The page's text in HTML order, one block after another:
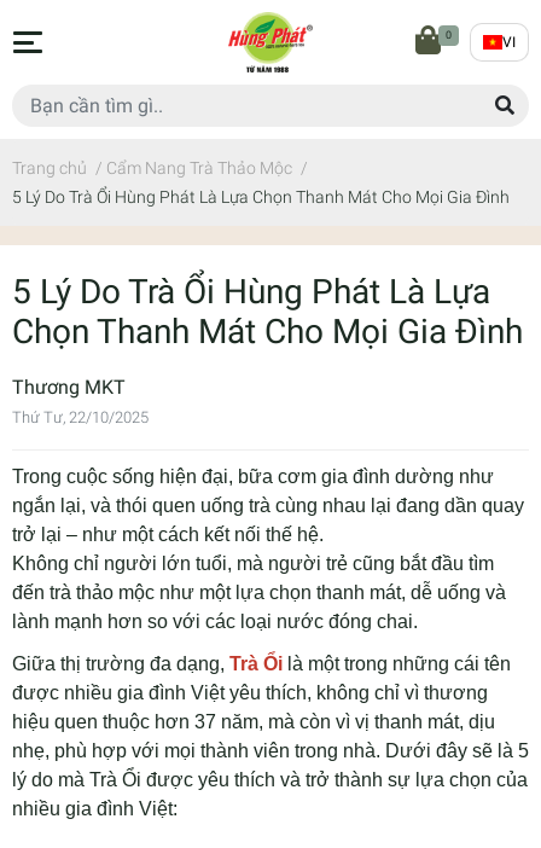
0 VI
Trang chủ / Cẩm Nang Trà Thảo Mộc /
5 Lý Do Trà Ổi Hùng Phát Là Lựa Chọn Thanh Mát Cho Mọi Gia Đình
5 Lý Do Trà Ổi Hùng Phát Là Lựa
Chọn Thanh Mát Cho Mọi Gia Đình
Thương MKT
Thứ Tư, 22/10/2025
Trong cuộc sống hiện đại, bữa cơm gia đình dường như
ngắn lại, và thói quen uống trà cùng nhau lại đang dần quay
trở lại – như một cách kết nối thế hệ.
Không chỉ người lớn tuổi, mà người trẻ cũng bắt đầu tìm
đến trà thảo mộc như một lựa chọn thanh mát, dễ uống và
lành mạnh hơn so với các loại nước đóng chai.
Giữa thị trường đa dạng, Trà Ổi là một trong những cái tên
được nhiều gia đình Việt yêu thích, không chỉ vì thương
hiệu quen thuộc hơn 37 năm, mà còn vì vị thanh mát, dịu
nhẹ, phù hợp với mọi thành viên trong nhà. Dưới đây sẽ là 5
lý do mà Trà Ổi được yêu thích và trở thành sự lựa chọn của
nhiều gia đình Việt: